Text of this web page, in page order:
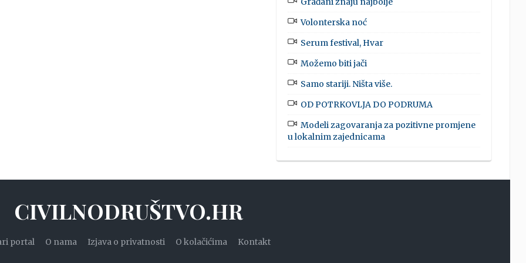
Volonterska noć
Serum festival, Hvar
Možemo biti jači
Samo stariji. Ništa više.
OD POTRKOVLJA DO PODRUMA
Modeli zagovaranja za pozitivne promjene
u lokalnim zajednicama
CIVILNODRUŠTVO.HR
portal O nama Izjava o privatnosti O kolačićima Kontakt